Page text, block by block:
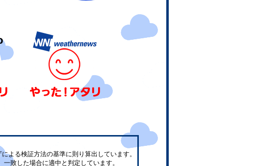
よる検証方法の基準に則り算出しています。
一致した場合に適中と判定しています。